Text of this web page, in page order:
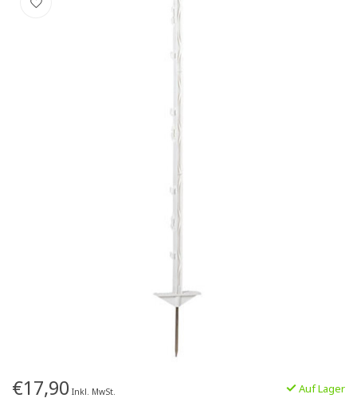
€17,90 Inkl. MwSt. Auf Lager